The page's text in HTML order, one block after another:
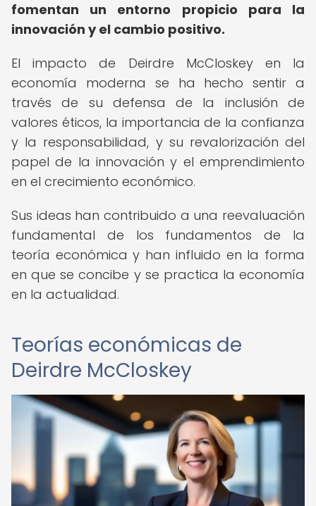
fomentan un entorno propicio para la
innovación y el cambio positivo.
El impacto de Deirdre McCloskey en la
economía moderna se ha hecho sentir a
través de su defensa de la inclusión de
valores éticos, la importancia de la confianza
y la responsabilidad, y su revalorización del
papel de la innovación y el emprendimiento
en el crecimiento económico.
Sus ideas han contribuido a una reevaluación
fundamental de los fundamentos de la
teoría económica y han influido en la forma
en que se concibe y se practica la economía
en la actualidad.
Teorías económicas de
Deirdre McCloskey